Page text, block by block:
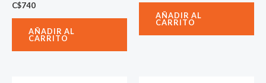
C$740
AÑADIR AL
CARRITO
AÑADIR AL
CARRITO